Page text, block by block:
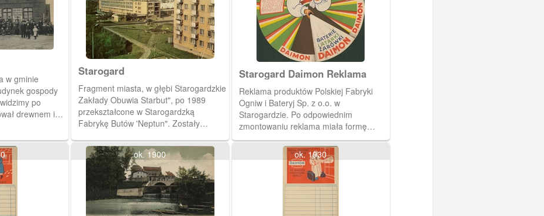
w gminie
gospody
po
drewnem i
Starogard
Fragment miasta, w głębi Starogardzkie
Zakłady Obuwia Starbut", po 1989
przekształcone w Starogardzką
Fabrykę Butów 'Neptun". Zostały
Starogard Daimon Reklama
Reklama produktów Polskiej Fabryki
Ogniw i Bateryj Sp. z o.o. w
Starogardzie. Po odpowiednim
zmontowaniu reklama miała formę
stojącej figurki. Wyprodukowano 10
rodzajów figurek w różnych polskich
strojach ludowych.
ok. 1900 ok. 1930